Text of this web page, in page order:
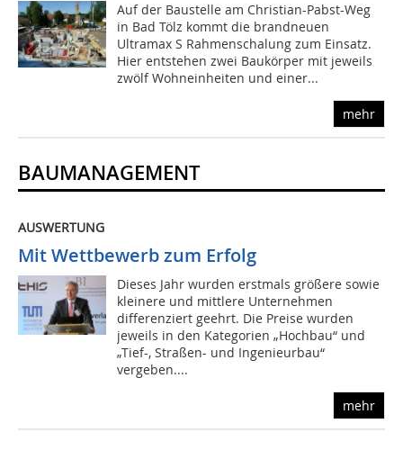
Auf der Baustelle am Christian-Pabst-Weg
in Bad Tölz kommt die brandneuen
Ultramax S Rahmenschalung zum Einsatz.
Hier entstehen zwei Baukörper mit jeweils
zwölf Wohneinheiten und einer...
mehr
BAUMANAGEMENT
AUSWERTUNG
Mit Wettbewerb zum Erfolg
Dieses Jahr wurden erstmals größere sowie
kleinere und mittlere Unternehmen
differenziert geehrt. Die Preise wurden
jeweils in den Kategorien „Hochbau“ und
„Tief-, Straßen- und Ingenieurbau“
vergeben....
mehr